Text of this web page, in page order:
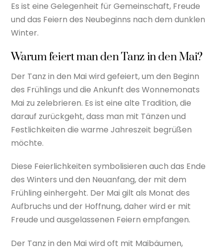
Es ist eine Gelegenheit für Gemeinschaft, Freude
und das Feiern des Neubeginns nach dem dunklen
Winter.
Warum feiert man den Tanz in den Mai?
Der Tanz in den Mai wird gefeiert, um den Beginn
des Frühlings und die Ankunft des Wonnemonats
Mai zu zelebrieren. Es ist eine alte Tradition, die
darauf zurückgeht, dass man mit Tänzen und
Festlichkeiten die warme Jahreszeit begrüßen
möchte.
Diese Feierlichkeiten symbolisieren auch das Ende
des Winters und den Neuanfang, der mit dem
Frühling einhergeht. Der Mai gilt als Monat des
Aufbruchs und der Hoffnung, daher wird er mit
Freude und ausgelassenen Feiern empfangen.
Der Tanz in den Mai wird oft mit Maibäumen,